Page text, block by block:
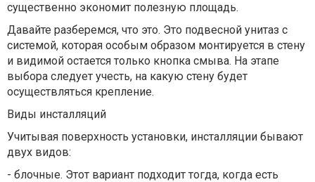
существенно экономит полезную площадь.
Давайте разберемся, что это. Это подвесной унитаз с
системой, которая особым образом монтируется в стену
и видимой остается только кнопка смыва. На этапе
выбора следует учесть, на какую стену будет
осуществляться крепление.
Виды инсталляций
Учитывая поверхность установки, инсталляции бывают
двух видов:
- блочные. Этот вариант подходит тогда, когда есть